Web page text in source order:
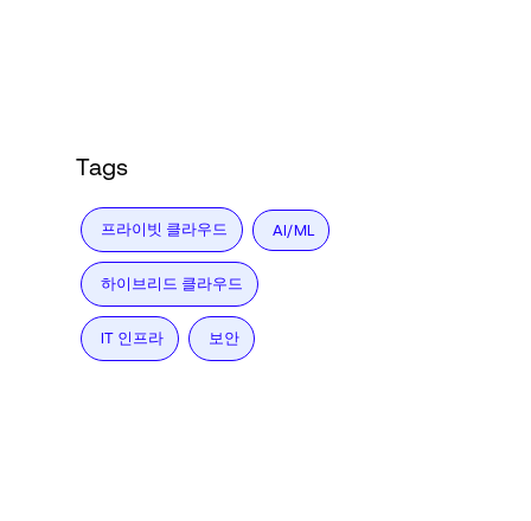
Tags
프라이빗 클라우드 AI/ML
하이브리드 클라우드
IT 인프라 보안